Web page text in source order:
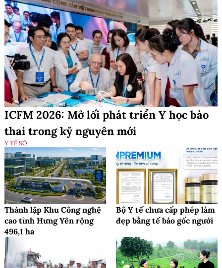
ICFM 2026: Mở lối phát triển Y học bào
thai trong kỷ nguyên mới
Y TẾ SỐ
Thành lập Khu Công nghệ
cao tỉnh Hưng Yên rộng
496,1 ha
Bộ Y tế chưa cấp phép làm
đẹp bằng tế bào gốc người